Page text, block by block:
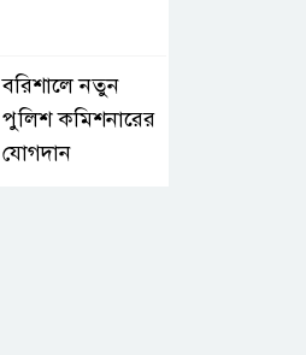
বরিশালে নতুন
পুলিশ কমিশনারের
যোগদান